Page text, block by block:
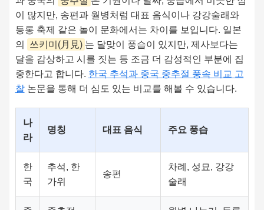
이 많지만, 송편과 월병처럼 대표 음식이나 강강술래와
등롱 축제 같은 놀이 문화에서는 차이를 보입니다. 일본
의
쓰키미(月見) 는 달맞이 풍습이 있지만, 제사보다는
달을 감상하고 시를 짓는 등 조금 더 감성적인 부분에 집
중한다고 합니다. 한국 추석과 중국 중추절 풍속 비교 고
찰논문을 통해 더 심도 있는 비교를 해볼 수 있습니다.
나
라
명칭 대표 음식 주요 풍습
한
국
추석, 한
가위
송편
차례, 성묘, 강강
술래